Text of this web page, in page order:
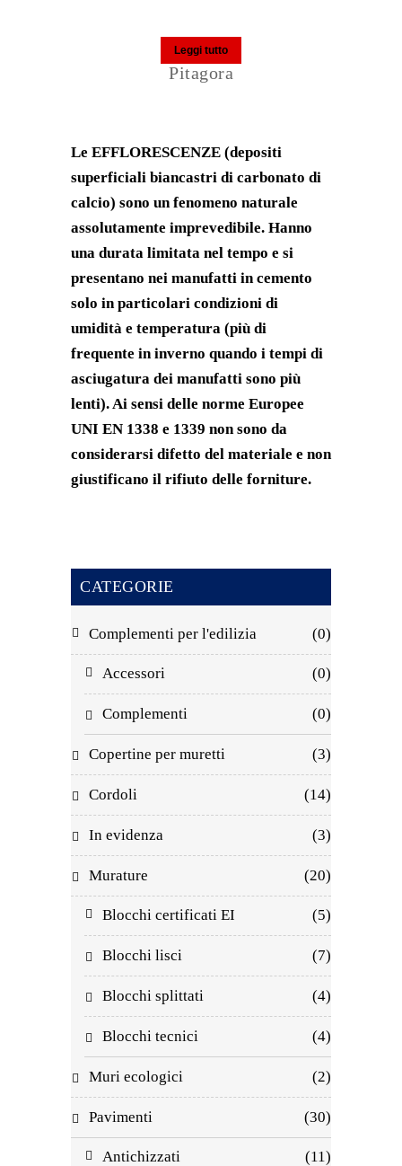
CATEGORIE
Complementi per l'edilizia (0)
Accessori (0)
Complementi (0)
Copertine per muretti (3)
Cordoli (14)
In evidenza (3)
Murature (20)
Blocchi certificati EI (5)
Blocchi lisci (7)
Blocchi splittati (4)
Blocchi tecnici (4)
Muri ecologici (2)
Pavimenti (30)
Antichizzati (11)
Leggi tutto
Pitagora
Le EFFLORESCENZE (depositi
superficiali biancastri di carbonato di
calcio) sono un fenomeno naturale
assolutamente imprevedibile. Hanno
una durata limitata nel tempo e si
presentano nei manufatti in cemento
solo in particolari condizioni di
umidità e temperatura (più di
frequente in inverno quando i tempi di
asciugatura dei manufatti sono più
lenti). Ai sensi delle norme Europee
UNI EN 1338 e 1339 non sono da
considerarsi difetto del materiale e non
giustificano il rifiuto delle forniture.